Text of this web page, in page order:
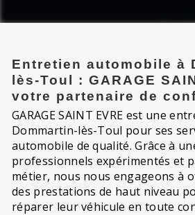
Entretien automobile à
lès-Toul : GARAGE
votre partenaire de
GARAGE SAINT EVRE est une
Dommartin-lès-Toul pour ses
automobile de qualité. Grâce à
professionnels expérimentés et
métier, nous nous engageons à
des prestations de haut niveau
réparer leur véhicule en toute